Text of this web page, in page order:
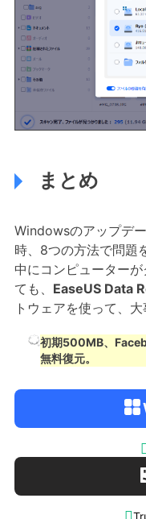
まとめ
Windowsのアップデ
時、8つの方法で問題
中にコンピューター
ても、 EaseUS Data
トウェアを使って、
初期500MB、
無料復元。
